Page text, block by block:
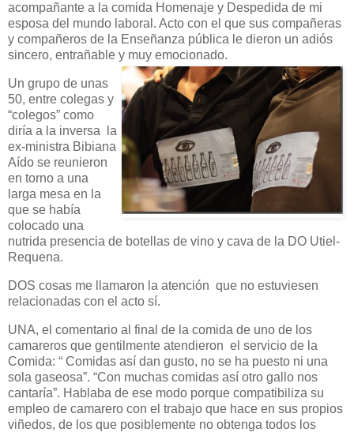
acompañante a la comida Homenaje y Despedida de mi
esposa del mundo laboral. Acto con el que sus compañeras
y compañeros de la Enseñanza pública le dieron un adiós
sincero, entrañable y muy emocionado.
Un grupo de unas
50, entre colegas y
“colegos” como
diría a la inversa la
ex-ministra Bibiana
Aído se reunieron
en torno a una
larga mesa en la
que se había
colocado una
nutrida presencia de botellas de vino y cava de la DO Utiel-
Requena.
DOS cosas me llamaron la atención que no estuviesen
relacionadas con el acto sí.
UNA, el comentario al final de la comida de uno de los
camareros que gentilmente atendieron el servicio de la
Comida: “ Comidas así dan gusto, no se ha puesto ni una
sola gaseosa”. “Con muchas comidas así otro gallo nos
cantaría”. Hablaba de ese modo porque compatibiliza su
empleo de camarero con el trabajo que hace en sus propios
viñedos, de los que posiblemente no obtenga todos los